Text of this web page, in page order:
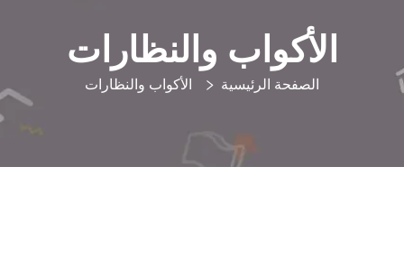
والنظارات
الصفحة الرئيسية الأكواب والنظارات